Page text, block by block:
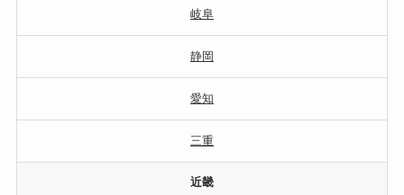
岐阜
静岡
愛知
三重
近畿